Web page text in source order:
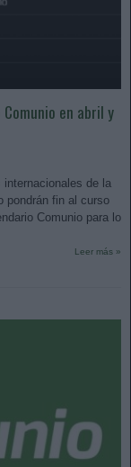
en abril y
internacionales de la
pondrán fin al curso
Comunio para lo
Leer más »